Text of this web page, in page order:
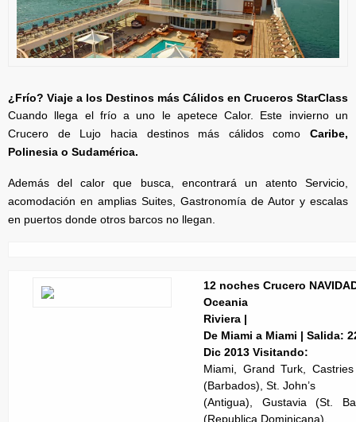
¿Frío? Viaje a los Destinos más Cálidos en Cruceros StarClass
Cuando llega el frío a uno le apetece Calor. Este invierno un
Crucero de Lujo hacia destinos más cálidos como Caribe,
Polinesia o Sudamérica.
Además del calor que busca, encontrará un atento Servicio,
acomodación en amplias Suites, Gastronomía de Autor y escalas
en puertos donde otros barcos no llegan.
12 noches Crucero
Oceania
Riviera |
De Miami a Miami | Salida:
Dic 2013 Visitando:
Miami, Grand Turk,
(Barbados), St. John’s
(Antigua), Gustavia (St.
(Republica Dominicana),